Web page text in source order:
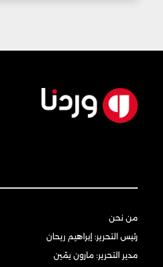
من نحن
رئيس التحرير: إبراهيم ريحان
مدير التحرير: مارون يمّين